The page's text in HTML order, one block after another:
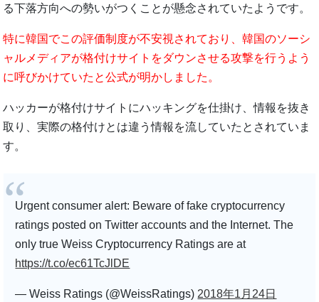
る下落方向への勢いがつくことが懸念されていたようです。
特に韓国でこの評価制度が不安視されており、韓国のソーシ
ャルメディアが格付けサイトをダウンさせる攻撃を行うよう
に呼びかけていたと公式が明かしました。
ハッカーが格付けサイトにハッキングを仕掛け、情報を抜き
取り、実際の格付けとは違う情報を流していたとされていま
す。
Urgent consumer alert: Beware of fake cryptocurrency
ratings posted on Twitter accounts and the Internet. The
only true Weiss Cryptocurrency Ratings are at
https://t.co/ec61TcJlDE
— Weiss Ratings (@WeissRatings) 2018年1月24日